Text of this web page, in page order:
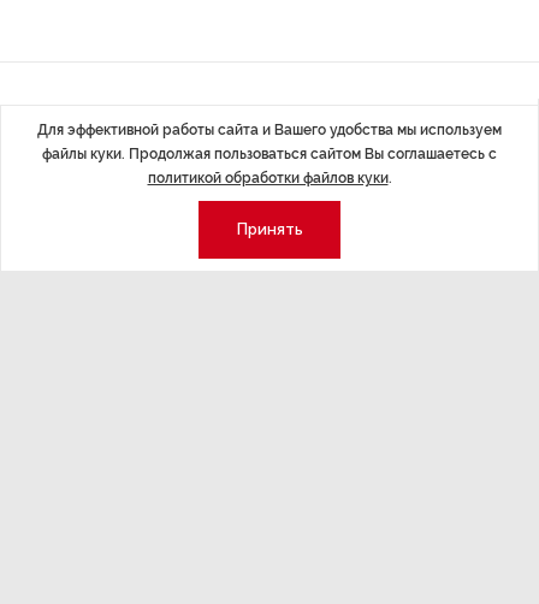
Последние материалы
Для эффективной работы сайта и Вашего удобства мы используем
файлы куки. Продолжая пользоваться сайтом Вы соглашаетесь с
политикой обработки файлов куки.
Принять